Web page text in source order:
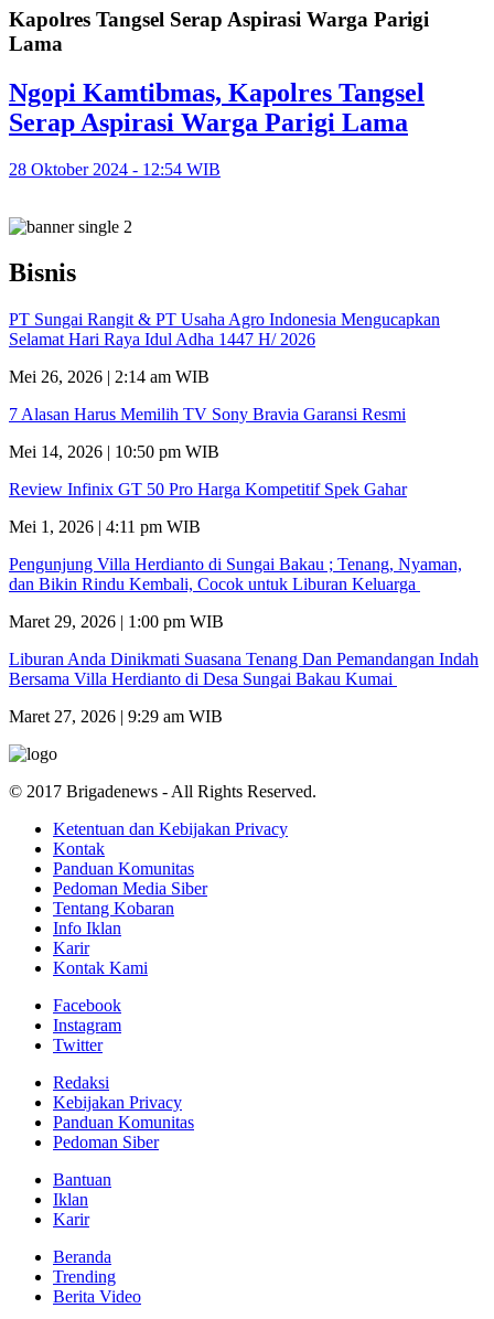
Kapolres Tangsel Serap Aspirasi Warga Parigi
Lama
Ngopi Kamtibmas, Kapolres Tangsel
Serap Aspirasi Warga Parigi Lama
28 Oktober 2024 - 12:54 WIB
Bisnis
PT Sungai Rangit & PT Usaha Agro Indonesia Mengucapkan
Selamat Hari Raya Idul Adha 1447 H/ 2026
Mei 26, 2026 | 2:14 am WIB
7 Alasan Harus Memilih TV Sony Bravia Garansi Resmi
Mei 14, 2026 | 10:50 pm WIB
Review Infinix GT 50 Pro Harga Kompetitif Spek Gahar
Mei 1, 2026 | 4:11 pm WIB
Pengunjung Villa Herdianto di Sungai Bakau ; Tenang, Nyaman,
dan Bikin Rindu Kembali, Cocok untuk Liburan Keluarga
Maret 29, 2026 | 1:00 pm WIB
Liburan Anda Dinikmati Suasana Tenang Dan Pemandangan Indah
Bersama Villa Herdianto di Desa Sungai Bakau Kumai
Maret 27, 2026 | 9:29 am WIB
© 2017 Brigadenews - All Rights Reserved.
Ketentuan dan Kebijakan Privacy
Kontak
Panduan Komunitas
Pedoman Media Siber
Tentang Kobaran
Info Iklan
Karir
Kontak Kami
Facebook
Instagram
Twitter
Redaksi
Kebijakan Privacy
Panduan Komunitas
Pedoman Siber
Bantuan
Iklan
Karir
Beranda
Trending
Berita Video